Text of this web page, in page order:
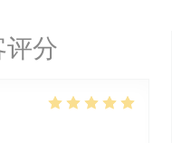
评分